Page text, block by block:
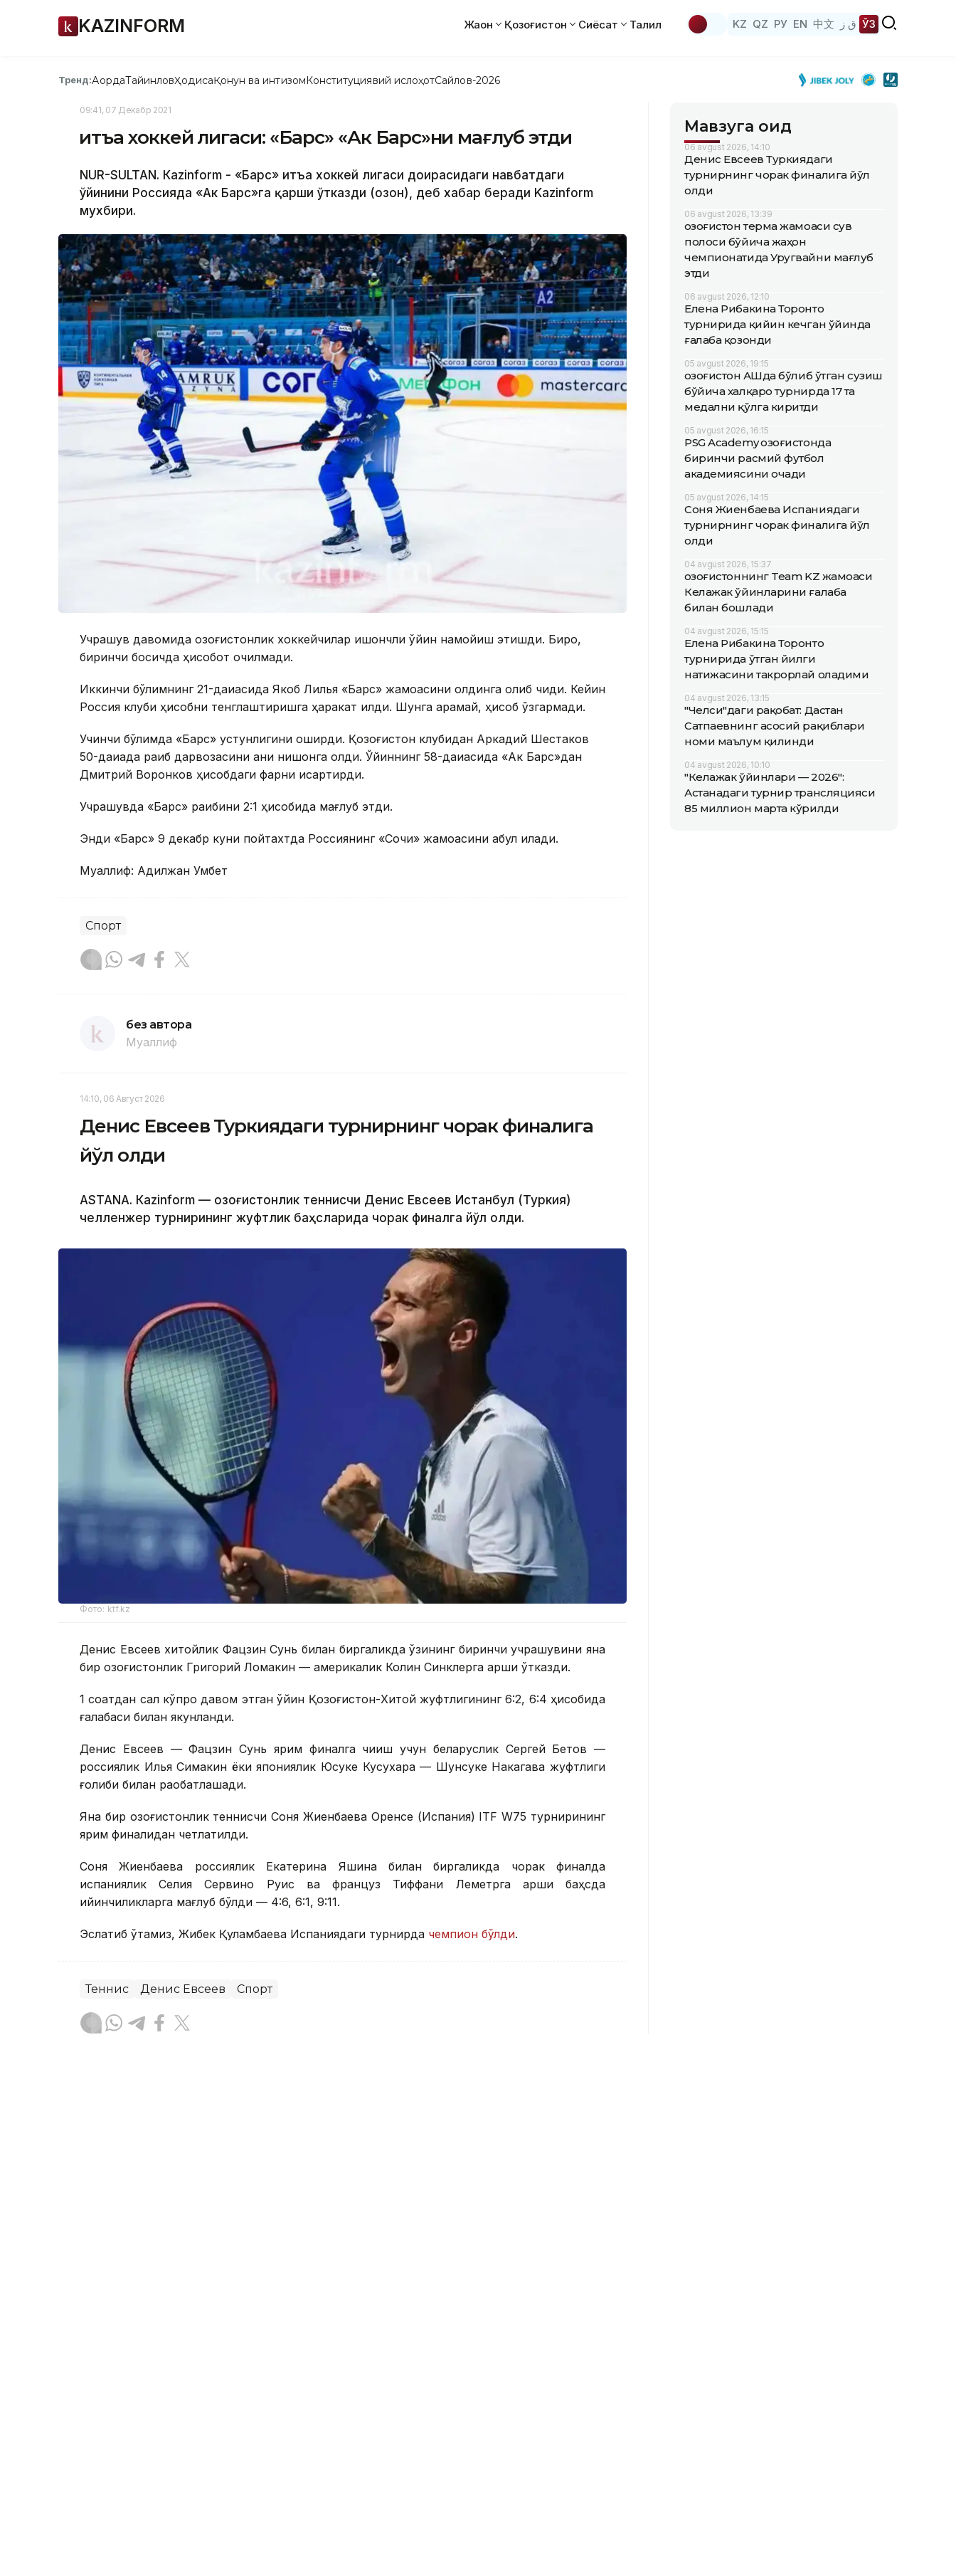
KAZINFORM Жаҳон Қозоғистон Сиёсат Таҳлил KZ QZ РУ EN 中文 ق ز ЎЗ
Тренд:АқордаТайинловҲодисаҚонун ва интизомКонституциявий ислоҳотСайлов-2026
09:41, 07 Декабр 2021
Қитъа хоккей лигаси: «Барс» «Ак Барс»ни мағлуб этди
NUR-SULTAN. Кazinform - «Барс» Қитъа хоккей лигаси доирасидаги навбатдаги
ўйинини Россияда «Aк Барс»га қарши ўтказди (Қозон), деб хабар беради Kazinform
мухбири.
Учрашув давомида қозоғистонлик хоккейчилар ишончли ўйин намойиш этишди. Бироқ,
биринчи босқичда ҳисобот очилмади.
Иккинчи бўлимнинг 21-дақиқасида Якоб Лилья «Барс» жамоасини олдинга олиб чиқди. Кейин
Россия клуби ҳисобни тенглаштиришга ҳаракат қилди. Шунга қарамай, ҳисоб ўзгармади.
Учинчи бўлимда «Барс» устунлигини оширди. Қозоғистон клубидан Aркадий Шестаков
50-дақиқада рақиб дарвозасини аниқ нишонга олди. Ўйиннинг 58-дақиқасида «Aк Барс»дан
Дмитрий Воронков ҳисобдаги фарқни қисқартирди.
Учрашувда «Барс» рақибини 2:1 ҳисобида мағлуб этди.
Энди «Барс» 9 декабр куни пойтахтда Россиянинг «Сочи» жамоасини қабул қилади.
Муаллиф: Адилжан Умбет
Спорт
без автора
Муаллиф
14:10, 06 Август 2026
Денис Евсеев Туркиядаги турнирнинг чорак финалига
йўл олди
ASTANА. Кazinform — Қозоғистонлик теннисчи Денис Евсеев Истанбул (Туркия)
челленжер турнирининг жуфтлик баҳсларида чорак финалга йўл олди.
Фото: ktf.kz
Денис Евсеев хитойлик Фацзин Сунь билан биргаликда ўзининг биринчи учрашувини яна
бир қозоғистонлик Григорий Ломакин — америкалик Колин Синклерга қарши ўтказди.
1 соатдан сал кўпроқ давом этган ўйин Қозоғистон-Хитой жуфтлигининг 6:2, 6:4 ҳисобида
ғалабаси билан якунланди.
Денис Евсеев — Фацзин Сунь ярим финалга чиқиш учун беларуслик Сергей Бетов —
россиялик Илья Симакин ёки япониялик Юсуке Кусухара — Шунсуке Накагава жуфтлиги
ғолиби билан рақобатлашади.
Яна бир қозоғистонлик теннисчи Соня Жиенбаева Оренсе (Испания) ITF W75 турнирининг
ярим финалидан четлатилди.
Соня Жиенбаева россиялик Екатерина Яшина билан биргаликда чорак финалда
испаниялик Селия Сервино Руис ва француз Тиффани Леметрга қарши баҳсда
қийинчиликларга мағлуб бўлди — 4:6, 6:1, 9:11.
Эслатиб ўтамиз, Жибек Қуламбаева Испаниядаги турнирда чемпион бўлди.
Теннис Денис Евсеев Спорт
Мавзуга оид
06 avgust 2026, 14:10
Денис Евсеев Туркиядаги
турнирнинг чорак финалига йўл
олди
06 avgust 2026, 13:39
Қозоғистон терма жамоаси сув
полоси бўйича жаҳон
чемпионатида Уругвайни мағлуб
этди
06 avgust 2026, 12:10
Елена Рибакина Торонто
турнирида қийин кечган ўйинда
ғалаба қозонди
05 avgust 2026, 19:15
Қозоғистон АҚШда бўлиб ўтган сузиш
бўйича халқаро турнирда 17 та
медални қўлга киритди
05 avgust 2026, 16:15
PSG Academy Қозоғистонда
биринчи расмий футбол
академиясини очади
05 avgust 2026, 14:15
Соня Жиенбаева Испаниядаги
турнирнинг чорак финалига йўл
олди
04 avgust 2026, 15:37
Қозоғистоннинг Team KZ жамоаси
Келажак ўйинларини ғалаба
билан бошлади
04 avgust 2026, 15:15
Елена Рибакина Торонто
турнирида ўтган йилги
натижасини такрорлай оладими
04 avgust 2026, 13:15
"Челси"даги рақобат: Дастан
Сатпаевнинг асосий рақиблари
номи маълум қилинди
04 avgust 2026, 10:10
"Келажак ўйинлари — 2026":
Астанадаги турнир трансляцияси
85 миллион марта кўрилди